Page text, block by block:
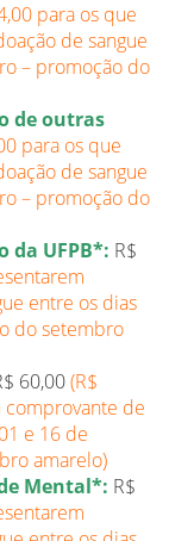
para os que
de sangue
– promoção do
de outras
para os que
de sangue
– promoção do
da UFPB*: R$
entre os dias
do setembro
60,00(R$
comprovante de
e 16 de
amarelo)
Mental*: R$